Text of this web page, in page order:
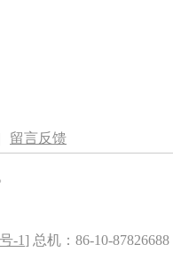
留言反馈
-1] 总机：86-10-87826688